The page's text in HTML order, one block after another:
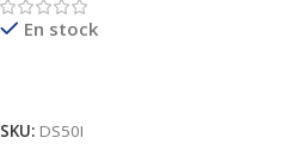
En stock
SKU: DS50I